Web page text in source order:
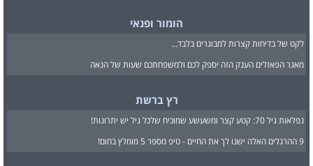
הומור ופנאי
לקט של בדיחות קצרות למבוגרים בלבד...
מאגר הפאזלים הענק הזה יספק לכם ולמשפחתכם שעות של הנאה
רץ ברשת
נפלאות גיל 70: קטע קצר ומשעשע שמוכיח שלכל גיל יש יתרונות!
9 ההרגלים האלה ישנו לך את החיים - טיפ מספר 5 מומלץ בחום!